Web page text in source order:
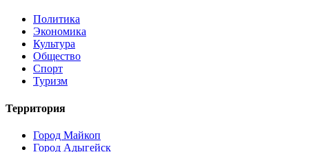
Политика
Экономика
Культура
Общество
Спорт
Туризм
Территория
Город Майкоп
Город Адыгейск